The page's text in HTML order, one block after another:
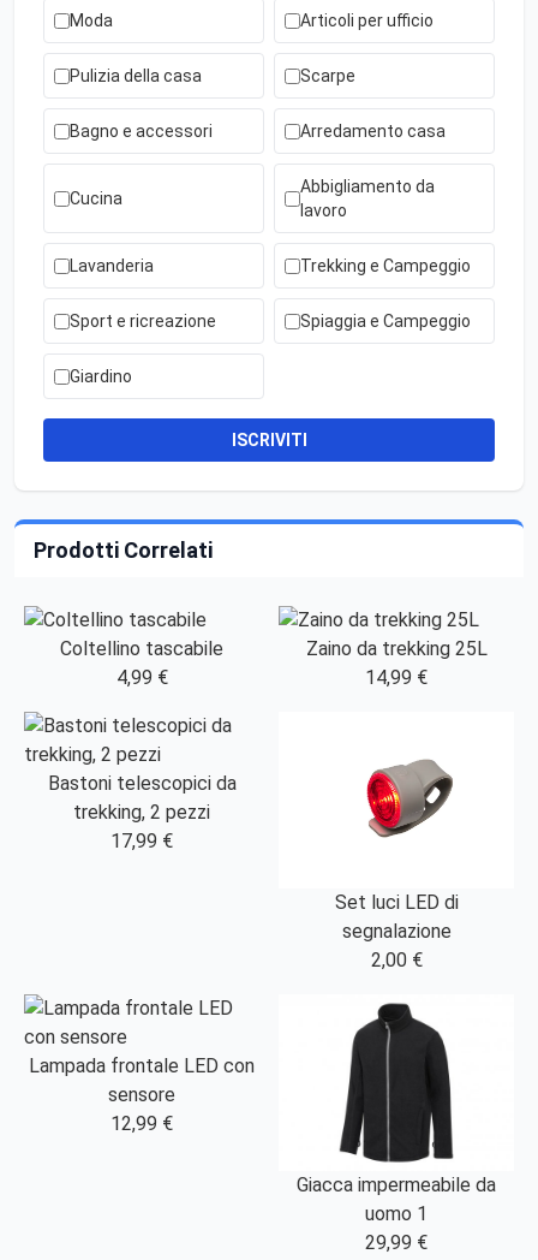
Moda Articoli per ufficio
Pulizia della casa Scarpe
Bagno e accessori Arredamento casa
Cucina
Abbigliamento da
lavoro
Lavanderia Trekking e Campeggio
Sport e ricreazione Spiaggia e Campeggio
Giardino
ISCRIVITI
Prodotti Correlati
Coltellino tascabile
4,99 €
Zaino da trekking 25L
14,99 €
Bastoni telescopici da
trekking, 2 pezzi
17,99 €
Set luci LED di
segnalazione
2,00 €
Lampada frontale LED con
sensore
12,99 €
Giacca impermeabile da
uomo 1
29,99 €